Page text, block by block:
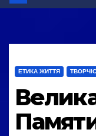
ЕТИКА ЖИТТЯ